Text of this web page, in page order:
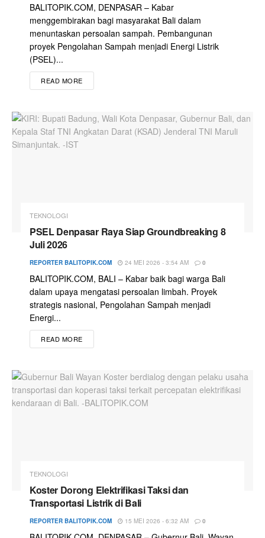
BALITOPIK.COM, DENPASAR – Kabar
menggembirakan bagi masyarakat Bali dalam
menuntaskan persoalan sampah. Pembangunan
proyek Pengolahan Sampah menjadi Energi Listrik
(PSEL)...
READ MORE
TEKNOLOGI
PSEL Denpasar Raya Siap Groundbreaking 8
Juli 2026
REPORTER BALITOPIK.COM 24 MEI 2026 - 3:54 AM 0
BALITOPIK.COM, BALI – Kabar baik bagi warga Bali
dalam upaya mengatasi persoalan limbah. Proyek
strategis nasional, Pengolahan Sampah menjadi
Energi...
READ MORE
TEKNOLOGI
Koster Dorong Elektrifikasi Taksi dan
Transportasi Listrik di Bali
REPORTER BALITOPIK.COM 15 MEI 2026 - 6:32 AM 0